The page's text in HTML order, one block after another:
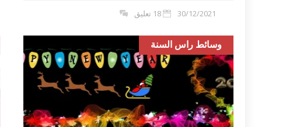
30/12/2021 18 تعليق
وسائط راس السنة